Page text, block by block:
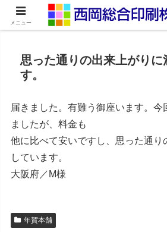
ネット印刷通販・オンデマ
思った通りの出来上がりに
す。
届きました。有難う御座います。今
ましたが、料金も
他に比べて安いですし、思った通り
しています。
大阪府／M様
年賀本舗
メニュー